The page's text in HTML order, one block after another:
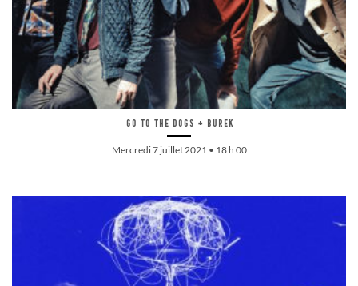
Go to the dogs + Burek
Mercredi 7 juillet 2021 • 18 h 00